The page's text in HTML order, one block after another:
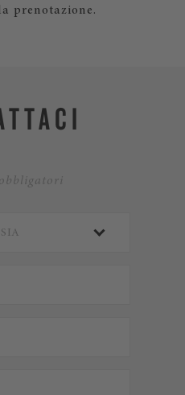
prenotazione.